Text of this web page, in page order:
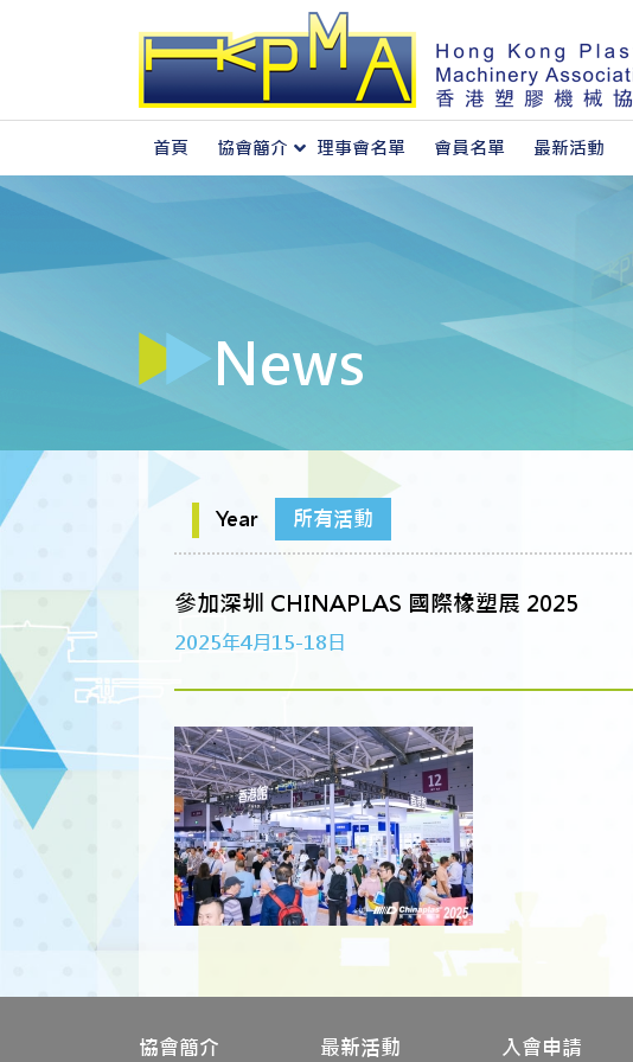
首頁 協會簡介 理事會名單 會員名單 最新活動
News
Year 所有活動
參加深圳 CHINAPLAS 國際橡塑展 2025
2025年4月15-18日
協會簡介 最新活動 入會申請